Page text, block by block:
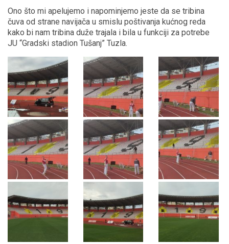
Ono što mi apelujemo i napominjemo jeste da se tribina
čuva od strane navijača u smislu poštivanja kućnog reda
kako bi nam tribina duže trajala i bila u funkciji za potrebe
JU “Gradski stadion Tušanj” Tuzla.